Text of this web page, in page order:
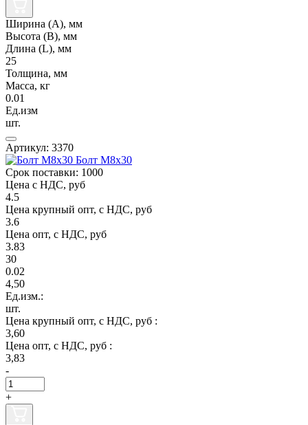
Ширина (А), мм
Высота (В), мм
Длина (L), мм
25
Толщина, мм
Масса, кг
0.01
Ед.изм
шт.
Артикул: 3370
Болт М8х30
Срок поставки: 1000
Цена с НДС, руб
4.5
Цена крупный опт, с НДС, руб
3.6
Цена опт, с НДС, руб
3.83
30
0.02
4,50
Ед.изм.:
шт.
Цена крупный опт, с НДС, руб :
3,60
Цена опт, с НДС, руб :
3,83
-
+